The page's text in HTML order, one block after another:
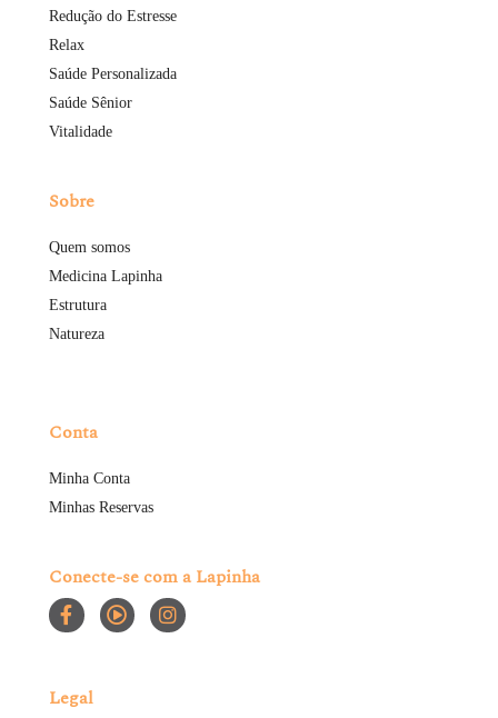
Redução do Estresse
Relax
Saúde Personalizada
Saúde Sênior
Vitalidade
Sobre
Quem somos
Medicina Lapinha
Estrutura
Natureza
Conta
Minha Conta
Minhas Reservas
Conecte-se com a Lapinha
Legal